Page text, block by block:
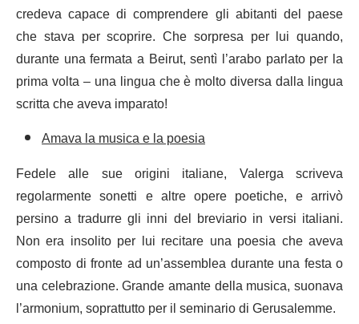
credeva capace di comprendere gli abitanti del paese
che stava per scoprire. Che sorpresa per lui quando,
durante una fermata a Beirut, sentì l’arabo parlato per la
prima volta – una lingua che è molto diversa dalla lingua
scritta che aveva imparato!
Amava la musica e la poesia
Fedele alle sue origini italiane, Valerga scriveva
regolarmente sonetti e altre opere poetiche, e arrivò
persino a tradurre gli inni del breviario in versi italiani.
Non era insolito per lui recitare una poesia che aveva
composto di fronte ad un’assemblea durante una festa o
una celebrazione. Grande amante della musica, suonava
l’armonium, soprattutto per il seminario di Gerusalemme.